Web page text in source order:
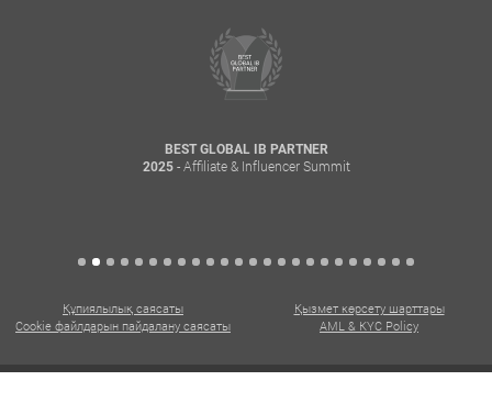
BEST GLOBAL IB PARTNER
2025- Affiliate & Influencer Summit
Құпиялылық саясаты
Қызмет көрсету шарттары
Cookie файлдарын пайдалану саясаты
AML & KYC Policy